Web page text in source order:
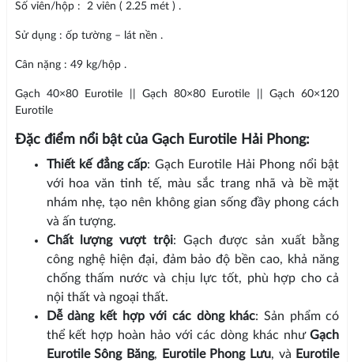
Số vỉên/hộp : 2 vỉên ( 2.25 mét ) .
Sử dụng : ốp tường – lát nền .
Cân nặng : 49 kg/hộp .
Gạch 40×80 Eurotile || Gạch 80×80 Eurotile || Gạch 60×120
Eurotile
Đặc điểm nổi bật của Gạch Eurotile Hải Phong:
Thiết kế đẳng cấp: Gạch Eurotile Hải Phong nổi bật
với hoa văn tinh tế, màu sắc trang nhã và bề mặt
nhám nhẹ, tạo nên không gian sống đầy phong cách
và ấn tượng.
Chất lượng vượt trội: Gạch được sản xuất bằng
công nghệ hiện đại, đảm bảo độ bền cao, khả năng
chống thấm nước và chịu lực tốt, phù hợp cho cả
nội thất và ngoại thất.
Dễ dàng kết hợp với các dòng khác: Sản phẩm có
thể kết hợp hoàn hảo với các dòng khác nhưGạch
Eurotile Sông Băng, Eurotile Phong Lưu, và Eurotile